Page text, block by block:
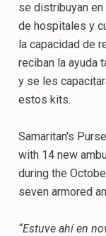
se distribuyan
de hospitales y
la capacidad de
reciban la ayuda
y se les
estos kits.
Samaritan's
with 14 new
during the
seven armored
“Estuve ahí en